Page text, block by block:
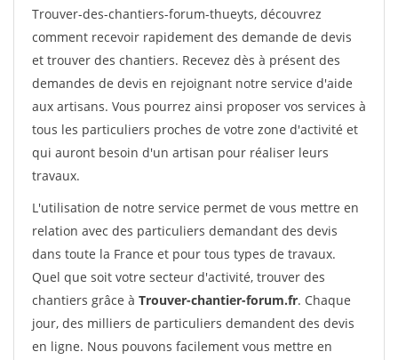
Trouver-des-chantiers-forum-thueyts, découvrez
comment recevoir rapidement des demande de devis
et trouver des chantiers. Recevez dès à présent des
demandes de devis en rejoignant notre service d'aide
aux artisans. Vous pourrez ainsi proposer vos services à
tous les particuliers proches de votre zone d'activité et
qui auront besoin d'un artisan pour réaliser leurs
travaux.
L'utilisation de notre service permet de vous mettre en
relation avec des particuliers demandant des devis
dans toute la France et pour tous types de travaux.
Quel que soit votre secteur d'activité, trouver des
chantiers grâce à Trouver-chantier-forum.fr. Chaque
jour, des milliers de particuliers demandent des devis
en ligne. Nous pouvons facilement vous mettre en